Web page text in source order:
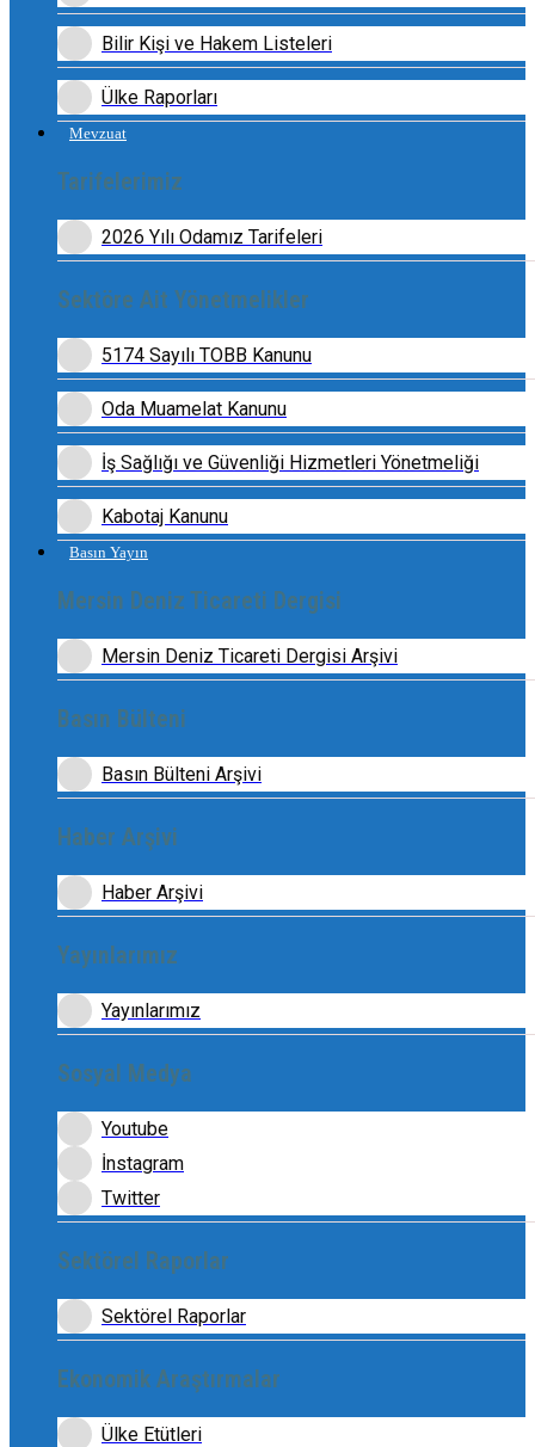
Bilir Kişi ve Hakem Listeleri
Ülke Raporları
Mevzuat
Tarifelerimiz
2026 Yılı Odamız Tarifeleri
Sektöre Ait Yönetmelikler
5174 Sayılı TOBB Kanunu
Oda Muamelat Kanunu
İş Sağlığı ve Güvenliği Hizmetleri Yönetmeliği
Kabotaj Kanunu
Basın Yayın
Mersin Deniz Ticareti Dergisi
Mersin Deniz Ticareti Dergisi Arşivi
Basın Bülteni
Basın Bülteni Arşivi
Haber Arşivi
Haber Arşivi
Yayınlarımız
Yayınlarımız
Sosyal Medya
Youtube
İnstagram
Twitter
Sektörel Raporlar
Sektörel Raporlar
Ekonomik Araştırmalar
Ülke Etütleri